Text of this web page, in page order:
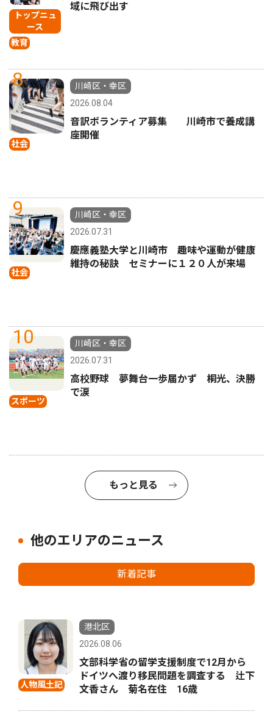
トップニュ
ース
教育
域に飛び出す
8
社会
川崎区・幸区
2026.08.04
音訳ボランティア募集 川崎市で養成講
座開催
9
社会
川崎区・幸区
2026.07.31
慶應義塾大学と川崎市 趣味や運動が健康
維持の秘訣 セミナーに１２０人が来場
10
スポーツ
川崎区・幸区
2026.07.31
高校野球 夢舞台一歩届かず 桐光、決勝
で涙
もっと見る
他のエリアのニュース
新着記事
人物風土記
港北区
2026.08.06
文部科学省の留学支援制度で12月から
ドイツへ渡り移民問題を調査する 辻下
文香さん 菊名在住 16歳